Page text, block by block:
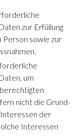
zur Erfüllung
sowie zur
um
nicht die Grund­
der
Interessen